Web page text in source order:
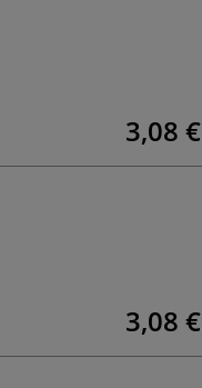
3,08 €
3,08 €